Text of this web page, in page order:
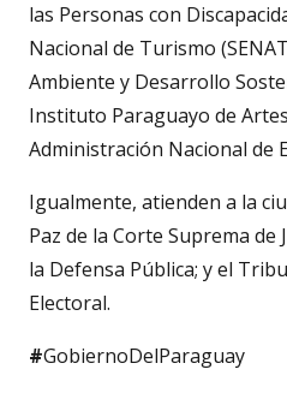
las Personas con
Nacional de Turismo
Ambiente y Desarrollo
Instituto Paraguayo de
Administración Nacional de
Igualmente, atienden a la
Paz de la Corte Suprema de
la Defensa Pública; y el
Electoral.
#GobiernoDelParaguay